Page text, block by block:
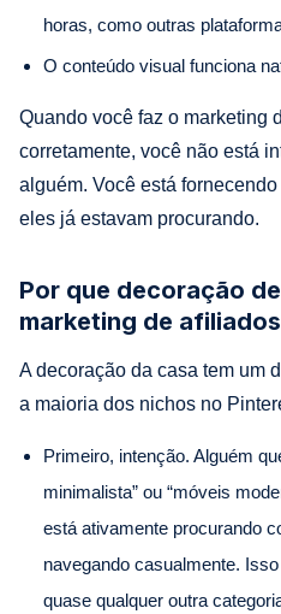
horas, como outras
O conteúdo visual funciona
Quando você faz o marketing
corretamente, você não está
alguém. Você está
eles já estavam procurando.
Por que decoração
marketing de
A decoração da casa tem um
a maioria dos nichos no
Primeiro, intenção. Alguém
minimalista” ou “móveis
está ativamente procurando
navegando casualmente.
quase qualquer outra